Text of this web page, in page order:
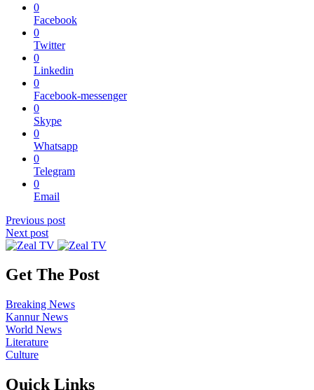
0
Facebook
0
Twitter
0
Linkedin
0
Facebook-messenger
0
Skype
0
Whatsapp
0
Telegram
0
Email
Previous post
Next post
Get The Post
Breaking News
Kannur News
World News
Literature
Culture
Quick Links